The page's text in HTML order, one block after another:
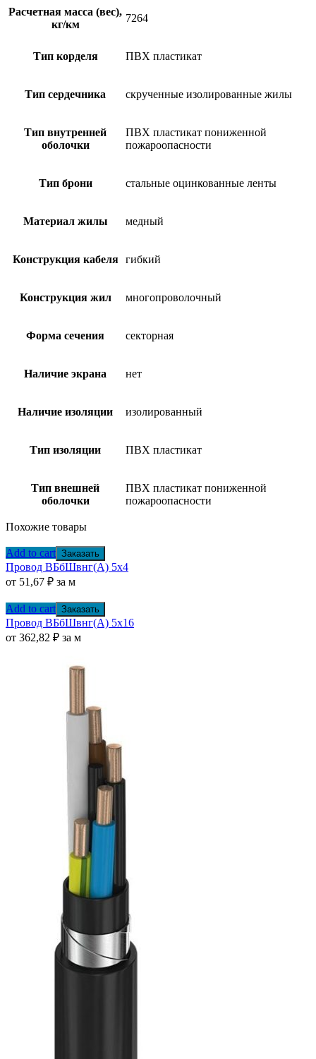
Расчетная масса (вес),
кг/км
7264
Тип корделя ПВХ пластикат
Тип сердечника скрученные изолированные жилы
Тип внутренней
оболочки
ПВХ пластикат пониженной
пожароопасности
Тип брони стальные оцинкованные ленты
Материал жилы медный
Конструкция кабеля гибкий
Конструкция жил многопроволочный
Форма сечения секторная
Наличие экрана нет
Наличие изоляции изолированный
Тип изоляции ПВХ пластикат
Тип внешней
оболочки
ПВХ пластикат пониженной
пожароопасности
Похожие товары
Add to cart Заказать
Провод ВБбШвнг(А) 5х4
от 51,67 ₽ за м
Add to cart Заказать
Провод ВБбШвнг(А) 5х16
от 362,82 ₽ за м